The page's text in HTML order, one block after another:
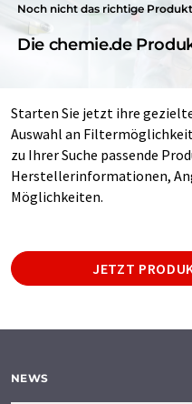
Noch nicht das richtige
Die chemie.de
Starten Sie jetzt ihre
Auswahl an
zu Ihrer Suche passende
Herstellerinformationen,
Möglichkeiten.
JETZT
NEWS